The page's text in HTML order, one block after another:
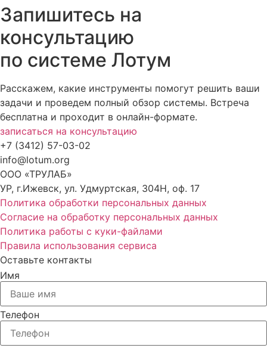
Запишитесь на
консультацию
по системе Лотум
Расскажем, какие инструменты помогут решить ваши
задачи и проведем полный обзор системы. Встреча
бесплатна и проходит в онлайн-формате.
записаться на консультацию
+7 (3412) 57-03-02
info@lotum.org
ООО «ТРУЛАБ»
УР, г.Ижевск, ул. Удмуртская, 304Н, оф. 17
Политика обработки персональных данных
Согласие на обработку персональных данных
Политика работы с куки-файлами
Правила использования сервиса
Оставьте контакты
Имя
Телефон